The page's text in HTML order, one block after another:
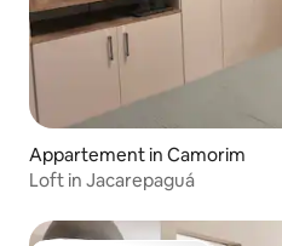
Appartement in Camorim
Loft in Jacarepaguá